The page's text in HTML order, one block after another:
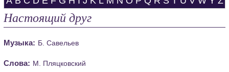
Настоящий друг
Музыка: Б. Савельев
Слова: М. Пляцковский